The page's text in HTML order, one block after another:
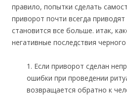
правило, попытки сделать
приворот почти всегда
становится все больше. итак,
негативные последствия
1. Если приворот сделан
ошибки при проведении
возвращается обратно к